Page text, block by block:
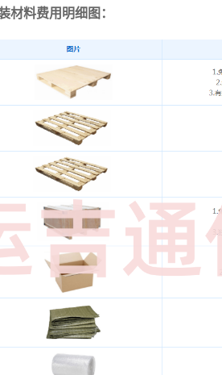
材料费用明细图：